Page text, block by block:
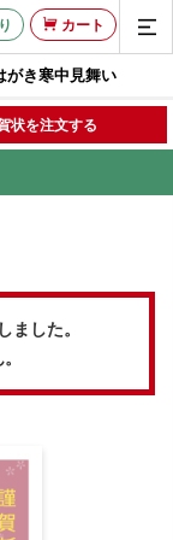
カート
がき寒中見舞い
状を注文する
ました。